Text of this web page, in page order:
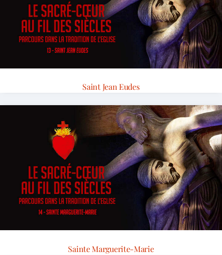
Saint Jean Eudes
Sainte Marguerite-Marie